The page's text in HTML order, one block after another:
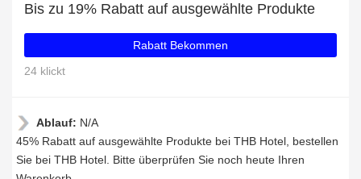
Bis zu 19% Rabatt auf ausgewählte Produkte
Rabatt Bekommen
24 klickt
Ablauf: N/A
45% Rabatt auf ausgewählte Produkte bei THB Hotel, bestellen
Sie bei THB Hotel. Bitte überprüfen Sie noch heute Ihren